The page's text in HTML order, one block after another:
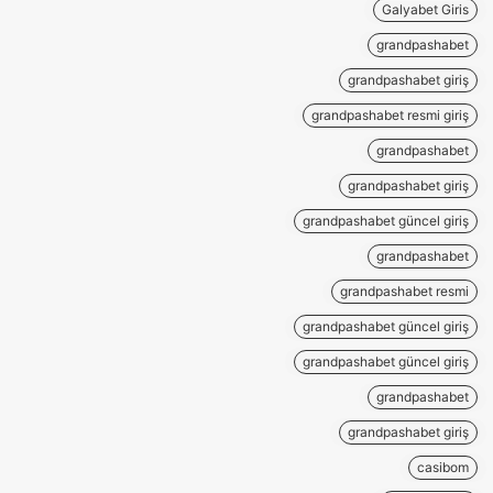
Galyabet Giris
grandpashabet
grandpashabet giriş
grandpashabet resmi giriş
grandpashabet
grandpashabet giriş
grandpashabet güncel giriş
grandpashabet
grandpashabet resmi
grandpashabet güncel giriş
grandpashabet güncel giriş
grandpashabet
grandpashabet giriş
casibom